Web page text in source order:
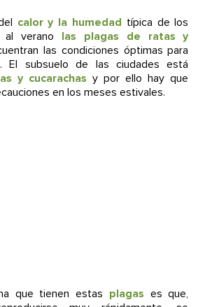
calor y la humedad típica de los
al verano las plagas de ratas y
las condiciones óptimas para
El subsuelo de las ciudades está
y cucarachas y por ello hay que
en los meses estivales.
que tienen estas plagas es que,